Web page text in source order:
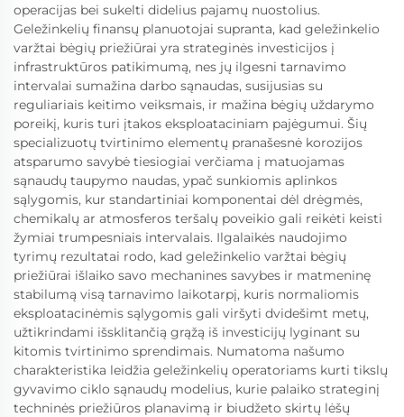
operacijas bei sukelti didelius pajamų nuostolius.
Geležinkelių finansų planuotojai supranta, kad geležinkelio
varžtai bėgių priežiūrai yra strateginės investicijos į
infrastruktūros patikimumą, nes jų ilgesni tarnavimo
intervalai sumažina darbo sąnaudas, susijusias su
reguliariais keitimo veiksmais, ir mažina bėgių uždarymo
poreikį, kuris turi įtakos eksploataciniam pajėgumui. Šių
specializuotų tvirtinimo elementų pranašesnė korozijos
atsparumo savybė tiesiogiai verčiama į matuojamas
sąnaudų taupymo naudas, ypač sunkiomis aplinkos
sąlygomis, kur standartiniai komponentai dėl drėgmės,
chemikalų ar atmosferos teršalų poveikio gali reikėti keisti
žymiai trumpesniais intervalais. Ilgalaikės naudojimo
tyrimų rezultatai rodo, kad geležinkelio varžtai bėgių
priežiūrai išlaiko savo mechanines savybes ir matmeninę
stabilumą visą tarnavimo laikotarpį, kuris normaliomis
eksploatacinėmis sąlygomis gali viršyti dvidešimt metų,
užtikrindami išsklitančią grąžą iš investicijų lyginant su
kitomis tvirtinimo sprendimais. Numatoma našumo
charakteristika leidžia geležinkelių operatoriams kurti tikslų
gyvavimo ciklo sąnaudų modelius, kurie palaiko strateginį
techninės priežiūros planavimą ir biudžeto skirtų lėšų